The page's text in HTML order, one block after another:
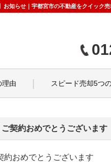
知らせ｜宇都宮市の不動産をクイック売
理由 スピード売却5つ
契約おめでとうございます
おめでとうございます